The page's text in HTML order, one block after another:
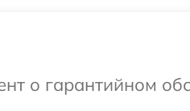
о гарантийном